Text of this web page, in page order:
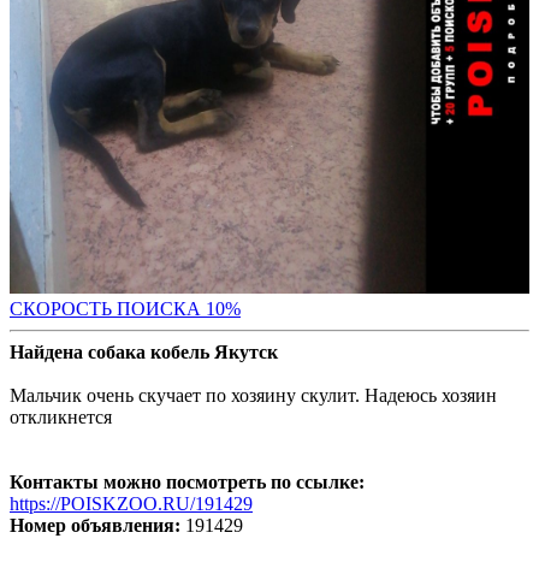
СКОРОСТЬ ПОИСКА 10%
Найдена собака кобель Якутск
Мальчик очень скучает по хозяину скулит. Надеюсь хозяин
откликнется
Контакты можно посмотреть по ссылке:
https://POISKZOO.RU/191429
Номер объявления: 191429